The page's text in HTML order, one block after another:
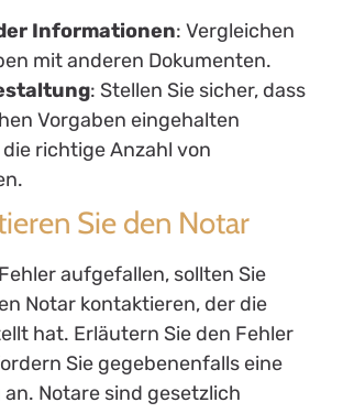
Informationen: Vergleichen
mit anderen Dokumenten.
: Stellen Sie sicher, dass
Vorgaben eingehalten
richtige Anzahl von
Sie den Notar
aufgefallen, sollten Sie
Notar kontaktieren, der die
hat. Erläutern Sie den Fehler
Sie gegebenenfalls eine
Notare sind gesetzlich